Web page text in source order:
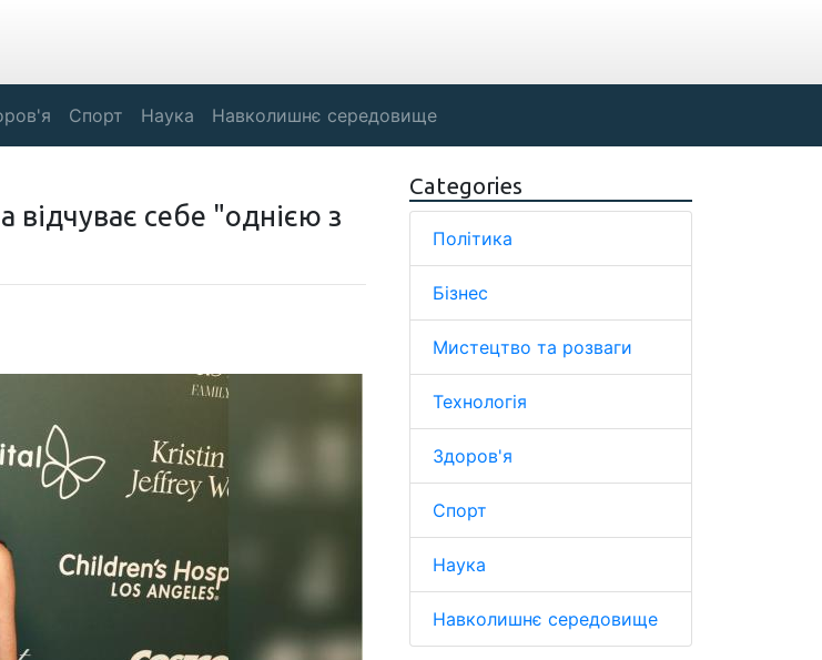
Спорт Наука Навколишнє середовище
себе "однією з
Categories
Політика
Бізнес
Мистецтво та розваги
Технологія
Здоров'я
Спорт
Наука
Навколишнє середовище